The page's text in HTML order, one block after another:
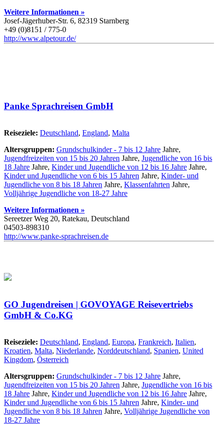
Weitere Informationen »
Josef-Jägerhuber-Str. 6, 82319 Starnberg
+49 (0)8151 / 775-0
http://www.alpetour.de/
Panke Sprachreisen GmbH
Reiseziele: Deutschland, England, Malta
Altersgruppen: Grundschulkinder - 7 bis 12 Jahre Jahre,
Jugendfreizeiten von 15 bis 20 Jahren Jahre, Jugendliche von 16 bis
18 Jahre Jahre, Kinder und Jugendliche von 12 bis 16 Jahre Jahre,
Kinder und Jugendliche von 6 bis 15 Jahren Jahre, Kinder- und
Jugendliche von 8 bis 18 Jahren Jahre, Klassenfahrten Jahre,
Volljährige Jugendliche von 18-27 Jahre
Weitere Informationen »
Sereetzer Weg 20, Ratekau, Deutschland
04503-898310
http://www.panke-sprachreisen.de
GO Jugendreisen | GOVOYAGE Reisevertriebs
GmbH & Co.KG
Reiseziele: Deutschland, England, Europa, Frankreich, Italien,
Kroatien, Malta, Niederlande, Norddeutschland, Spanien, United
Kingdom, Österreich
Altersgruppen: Grundschulkinder - 7 bis 12 Jahre Jahre,
Jugendfreizeiten von 15 bis 20 Jahren Jahre, Jugendliche von 16 bis
18 Jahre Jahre, Kinder und Jugendliche von 12 bis 16 Jahre Jahre,
Kinder und Jugendliche von 6 bis 15 Jahren Jahre, Kinder- und
Jugendliche von 8 bis 18 Jahren Jahre, Volljährige Jugendliche von
18-27 Jahre